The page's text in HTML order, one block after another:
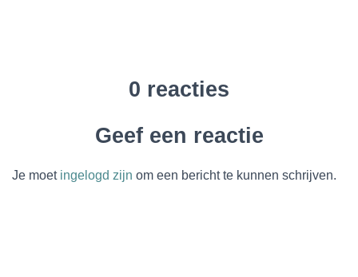
0 reacties
Geef een reactie
Je moet ingelogd zijn om een bericht te kunnen schrijven.